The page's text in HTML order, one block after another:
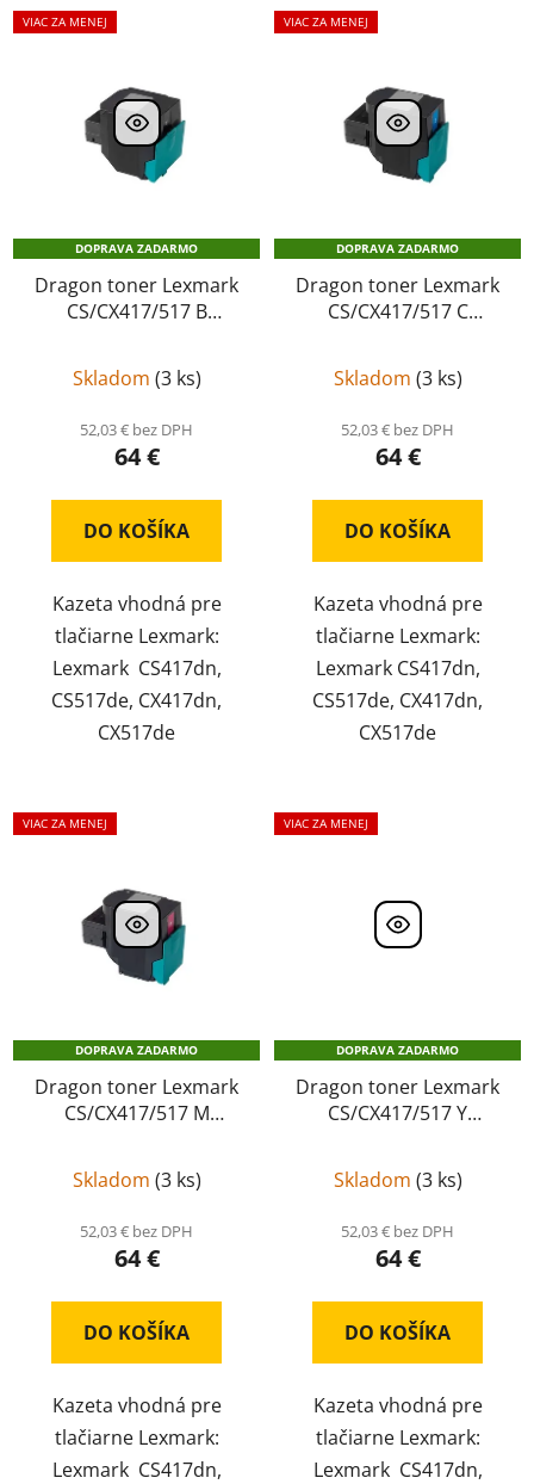
VIAC ZA MENEJ
DOPRAVA ZADARMO
Dragon toner Lexmark
CS/CX417/517 B
Skladom (3 ks)
52,03 € bez DPH
64 €
DO KOŠÍKA
Kazeta vhodná pre
tlačiarne Lexmark:
Lexmark CS417dn,
CS517de, CX417dn,
CX517de
VIAC ZA MENEJ
DOPRAVA ZADARMO
Dragon toner Lexmark
CS/CX417/517 C
Skladom (3 ks)
52,03 € bez DPH
64 €
DO KOŠÍKA
Kazeta vhodná pre
tlačiarne Lexmark:
Lexmark CS417dn,
CS517de, CX417dn,
CX517de
VIAC ZA MENEJ
DOPRAVA ZADARMO
Dragon toner Lexmark
CS/CX417/517 M
Skladom (3 ks)
52,03 € bez DPH
64 €
DO KOŠÍKA
Kazeta vhodná pre
tlačiarne Lexmark:
Lexmark CS417dn,
VIAC ZA MENEJ
DOPRAVA ZADARMO
Dragon toner Lexmark
CS/CX417/517 Y
Skladom (3 ks)
52,03 € bez DPH
64 €
DO KOŠÍKA
Kazeta vhodná pre
tlačiarne Lexmark:
Lexmark CS417dn,